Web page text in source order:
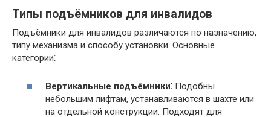
Типы подъёмников для инвалидов
Подъёмники для инвалидов различаются по назначению,
типу механизма и способу установки. Основные
категории⁚
Вертикальные подъёмники⁚ Подобны
небольшим лифтам, устанавливаются в шахте или
на отдельной конструкции. Подходят для